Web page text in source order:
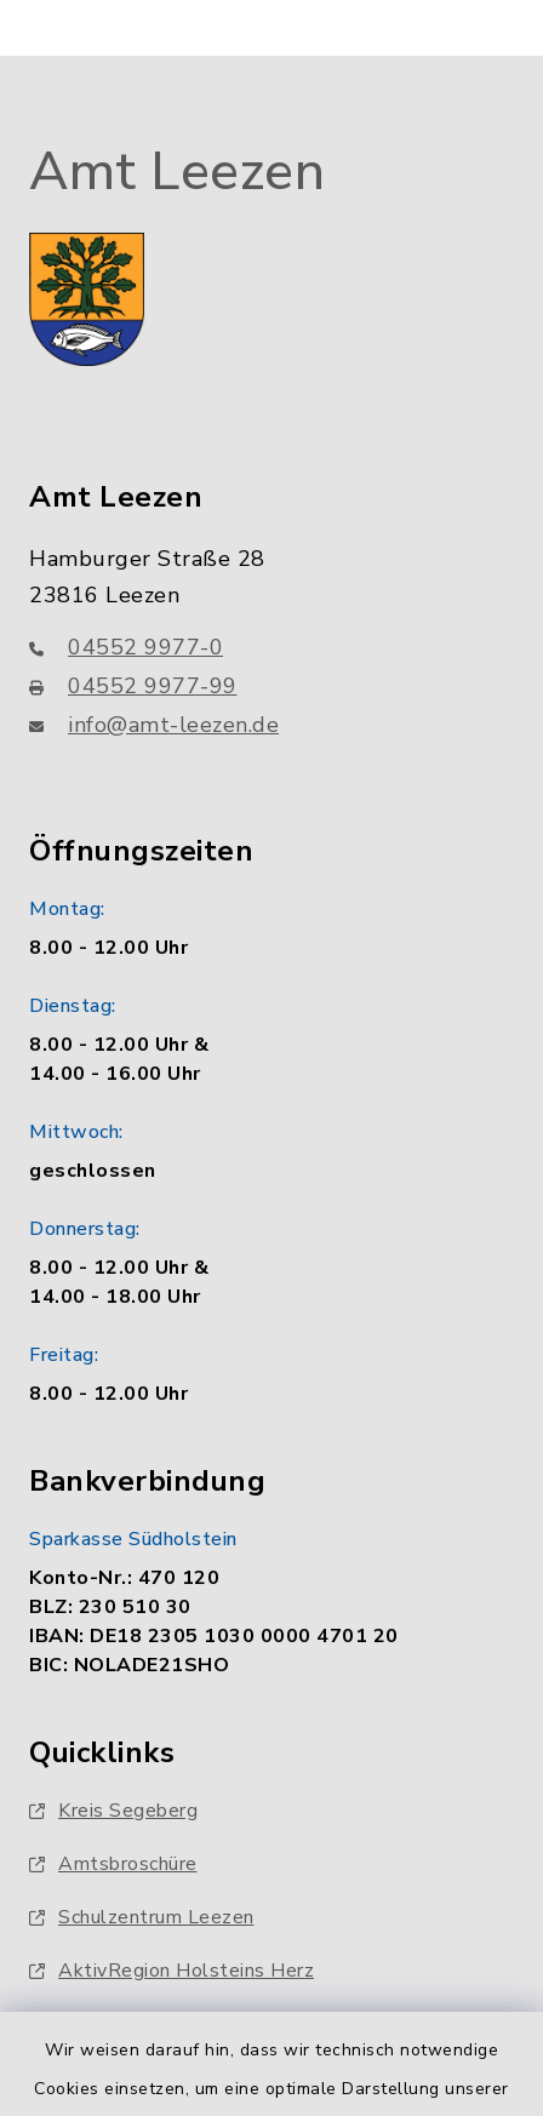
Wir weisen darauf hin, dass wir technisch notwendige
Cookies einsetzen, um eine optimale Darstellung unserer
Amt Leezen
Amt Leezen
Hamburger Straße 28
23816 Leezen
04552 9977-0
04552 9977-99
info@amt-leezen.de
Öffnungszeiten
Montag:
8.00 - 12.00 Uhr
Dienstag:
8.00 - 12.00 Uhr &
14.00 - 16.00 Uhr
Mittwoch:
geschlossen
Donnerstag:
8.00 - 12.00 Uhr &
14.00 - 18.00 Uhr
Freitag:
8.00 - 12.00 Uhr
Bankverbindung
Sparkasse Südholstein
Konto-Nr.: 470 120
BLZ: 230 510 30
IBAN: DE18 2305 1030 0000 4701 20
BIC: NOLADE21SHO
Quicklinks
Kreis Segeberg
Amtsbroschüre
Schulzentrum Leezen
AktivRegion Holsteins Herz